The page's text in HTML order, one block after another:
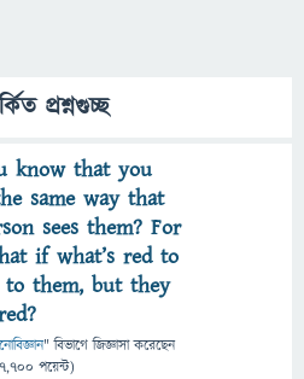
প্রশ্নগুচ্ছ
know that you
same way that
sees them? For
if what’s red to
them, but they
" বিভাগে জিজ্ঞাসাকরেছেন
7,700 পয়েন্ট)